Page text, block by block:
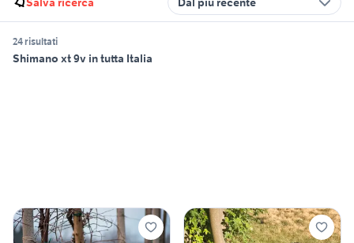
24 risultati
Shimano xt 9v in tutta Italia